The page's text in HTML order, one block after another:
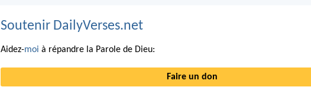
Soutenir DailyVerses.net
Aidez-moi à répandre la Parole de Dieu:
Faire un don